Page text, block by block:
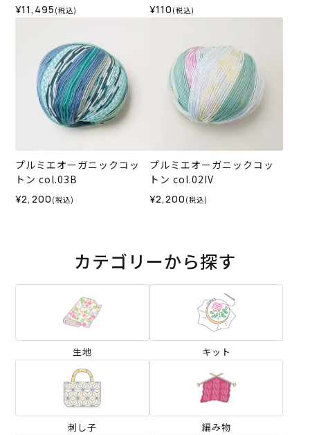
み物 材料セット）
¥11,495 (税込)
ピ）
¥110 (税込)
プルミエオーガニックコッ
トン col.03B
¥2,200 (税込)
プルミエオーガニックコッ
トン col.02IV
¥2,200 (税込)
カテゴリーから探す
生地 キット
刺し子 編み物